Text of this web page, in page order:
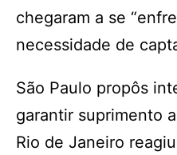
chegaram a se
necessidade de
São Paulo propôs
garantir suprimento
Rio de Janeiro